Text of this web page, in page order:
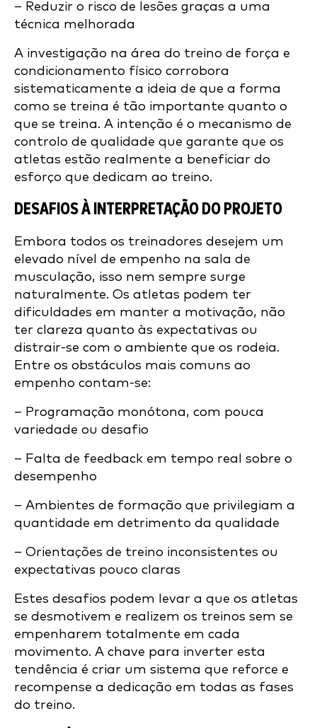
– Reduzir o risco de lesões graças a uma
técnica melhorada
A investigação na área do treino de força e
condicionamento físico corrobora
sistematicamente a ideia de que a forma
como se treina é tão importante quanto o
que se treina. A intenção é o mecanismo de
controlo de qualidade que garante que os
atletas estão realmente a beneficiar do
esforço que dedicam ao treino.
DESAFIOS À INTERPRETAÇÃO DO PROJETO
Embora todos os treinadores desejem um
elevado nível de empenho na sala de
musculação, isso nem sempre surge
naturalmente. Os atletas podem ter
dificuldades em manter a motivação, não
ter clareza quanto às expectativas ou
distrair-se com o ambiente que os rodeia.
Entre os obstáculos mais comuns ao
empenho contam-se:
– Programação monótona, com pouca
variedade ou desafio
– Falta de feedback em tempo real sobre o
desempenho
– Ambientes de formação que privilegiam a
quantidade em detrimento da qualidade
– Orientações de treino inconsistentes ou
expectativas pouco claras
Estes desafios podem levar a que os atletas
se desmotivem e realizem os treinos sem se
empenharem totalmente em cada
movimento. A chave para inverter esta
tendência é criar um sistema que reforce e
recompense a dedicação em todas as fases
do treino.